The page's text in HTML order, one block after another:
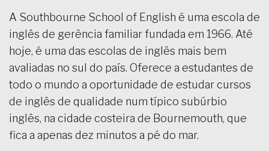
A Southbourne School of English é uma escola de
inglês de gerência familiar fundada em 1966. Até
hoje, é uma das escolas de inglês mais bem
avaliadas no sul do país. Oferece a estudantes de
todo o mundo a oportunidade de estudar cursos
de inglês de qualidade num típico subúrbio
inglês, na cidade costeira de Bournemouth, que
fica a apenas dez minutos a pé do mar.